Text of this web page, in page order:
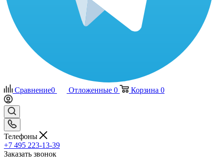
Сравнение0 Отложенные 0 Корзина 0
Телефоны
+7 495 223-13-39
Заказать звонок